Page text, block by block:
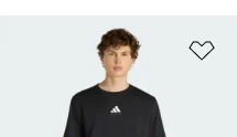
ke Wishlist